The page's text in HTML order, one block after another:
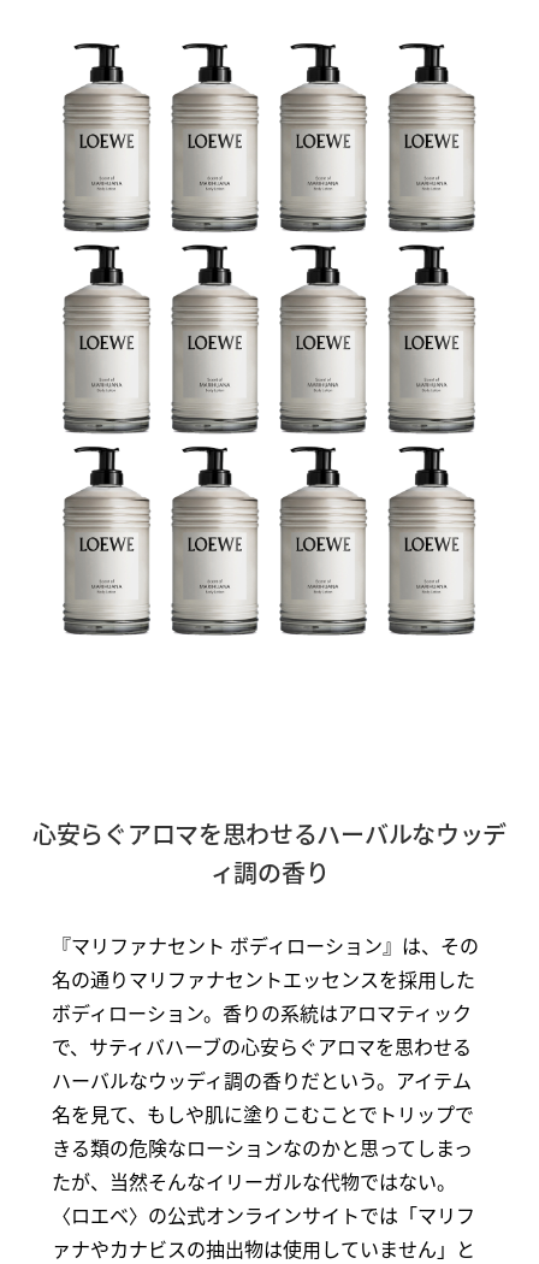
心安らぐアロマを思わせるハーバルなウッデ
ィ調の香り
『マリファナセント ボディローション』は、その
名の通りマリファナセントエッセンスを採用した
ボディローション。香りの系統はアロマティック
で、サティバハーブの心安らぐアロマを思わせる
ハーバルなウッディ調の香りだという。アイテム
名を見て、もしや肌に塗りこむことでトリップで
きる類の危険なローションなのかと思ってしまっ
たが、当然そんなイリーガルな代物ではない。
〈ロエベ〉の公式オンラインサイトでは「マリフ
ァナやカナビスの抽出物は使用していません」と